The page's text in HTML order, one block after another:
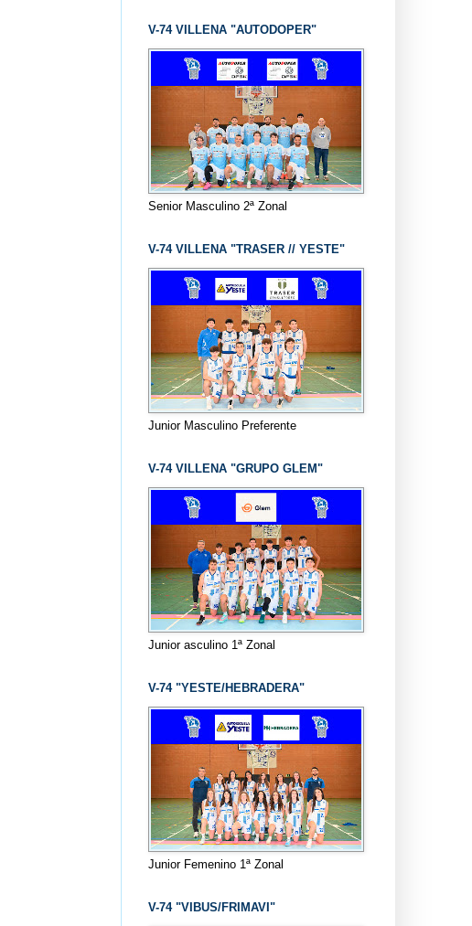
V-74 VILLENA "AUTODOPER"
Senior Masculino 2ª Zonal
V-74 VILLENA "TRASER // YESTE"
Junior Masculino Preferente
V-74 VILLENA "GRUPO GLEM"
Junior asculino 1ª Zonal
V-74 "YESTE/HEBRADERA"
Junior Femenino 1ª Zonal
V-74 "VIBUS/FRIMAVI"